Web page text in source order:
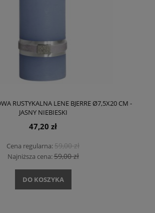
RUSTYKALNA LENE BJERRE Ø7,5X20 CM -
JASNY NIEBIESKI
47,20 zł
Cena regularna:59,00 zł
Najniższa cena:59,00 zł
DO KOSZYKA